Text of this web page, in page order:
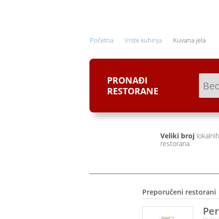
Početna Vrste kuhinja Kuvana jela
PRONAĐI
RESTORANE
Veliki brojlokalnih
restorana
Preporučeni restorani